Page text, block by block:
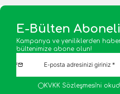
E-Bülten
Kampanya ve yeniliklerden
bültenimize abone olun!
KVKK Sözleşmesi'ni